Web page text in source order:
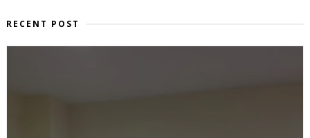
RECENT POST